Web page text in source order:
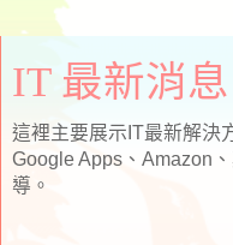
IT 最新消息
這裡主要展示IT最新解決
Google Apps、Amazon
導。